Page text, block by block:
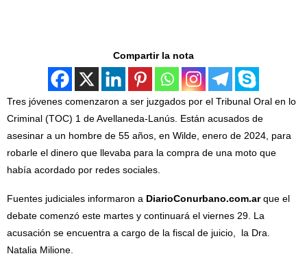
Compartir la nota
Tres jóvenes comenzaron a ser juzgados por el Tribunal Oral en lo
Criminal (TOC) 1 de Avellaneda-Lanús. Están acusados de
asesinar a un hombre de 55 años, en Wilde, enero de 2024, para
robarle el dinero que llevaba para la compra de una moto que
había acordado por redes sociales.
Fuentes judiciales informaron a DiarioConurbano.com.arque el
debate comenzó este martes y continuará el viernes 29. La
acusación se encuentra a cargo de la fiscal de juicio, la Dra.
Natalia Milione.